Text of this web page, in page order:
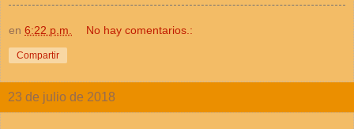
en 6:22 p.m. No hay comentarios.:
Compartir
23 de julio de 2018